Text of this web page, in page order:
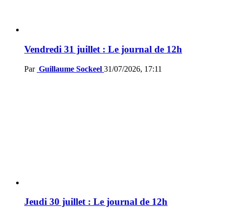
Vendredi 31 juillet : Le journal de 12h
Par Guillaume Sockeel 31/07/2026, 17:11
Jeudi 30 juillet : Le journal de 12h